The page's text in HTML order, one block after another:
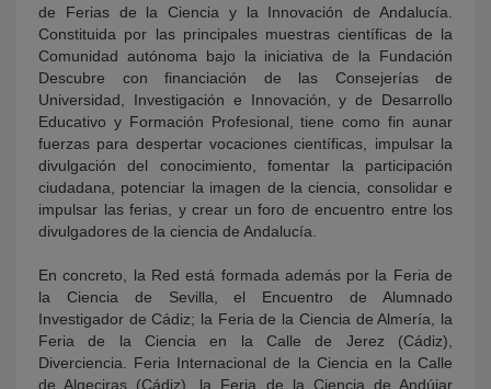
de Ferias de la Ciencia y la Innovación de Andalucía.
Constituida por las principales muestras científicas de la
Comunidad autónoma bajo la iniciativa de la Fundación
Descubre con financiación de las Consejerías de
Universidad, Investigación e Innovación, y de Desarrollo
Educativo y Formación Profesional, tiene como fin aunar
fuerzas para despertar vocaciones científicas, impulsar la
divulgación del conocimiento, fomentar la participación
ciudadana, potenciar la imagen de la ciencia, consolidar e
impulsar las ferias, y crear un foro de encuentro entre los
divulgadores de la ciencia de Andalucía.
En concreto, la Red está formada además por la Feria de
la Ciencia de Sevilla, el Encuentro de Alumnado
Investigador de Cádiz; la Feria de la Ciencia de Almería, la
Feria de la Ciencia en la Calle de Jerez (Cádiz),
Diverciencia. Feria Internacional de la Ciencia en la Calle
de Algeciras (Cádiz), la Feria de la Ciencia de Andújar